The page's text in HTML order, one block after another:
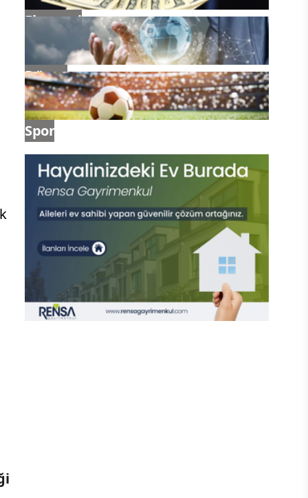
Ekonomi
Dünya
Spor